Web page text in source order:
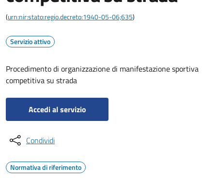
(urn:nir:stato:regio.decreto:1940-05-06;635)
Servizio attivo
Procedimento di organizzazione di manifestazione sportiva
competitiva su strada
Accedi al servizio
Condividi
Normativa di riferimento